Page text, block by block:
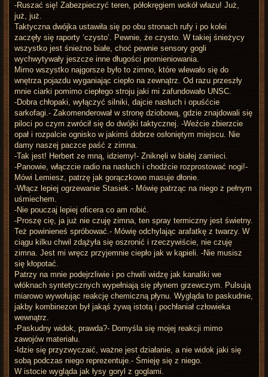
-Ruszać się! Zabezpieczyć teren, półokręgiem wokół włazu! Już,
już, już.
Taktyczna dwójka ustawiła się po obu stronach rufy i po kolei
zaczęły się raporty ‘czysto’. Pewnie, że czysto. W takiej śnieżycy
wszystko jest śnieżno białe, choć pewnie sensory gogli
wychwytywały jeszcze inne długości promieniowania.
Mimo wszystko najgorsze było to zimno, które wlewało się do
wnętrza pojazdu wyganiając ciepło na zewnątrz. Od razu przeszły
mnie ciarki pomimo ciepłego stroju jaki mi zafundowało UNSC.
-Dobra chłopaki, wyłączyć silniki, dajcie nasłuch i opuśćcie
sarkofagi.- Zakomenderował w stronę dziobową, gdzie znajdowali się
piloci po czym zwrócił się do dwójki taktycznej. -Weźcie zbierzcie
opał i rozpalcie ognisko w jakimś dobrze osłoniętym miejscu. Nie
damy naszej paczce paść z zimna.
-Tak jest! Herbert ze mną, idziemy!- Zniknęli w białej zamieci.
-Panowie, włączcie radio na nasłuch i chodźcie rozprostować nogi!-
Mówi Lemiesz, patrzę jak gorączkowo masuje dłonie.
-Włącz lepiej ogrzewanie Stasiek.- Mówię patrząc na niego z pełnym
uśmiechem.
-Nie pouczaj lepiej oficera co am robić.
-Proszę cię, ja już nie czuję zimna, ten spray termiczny jest świetny.
Też powinieneś spróbować.- Mówię odchylając arafatkę z twarzy. W
ciągu kilku chwil zdążyła się oszronić i rzeczywiście, nie czuję
zimna. Jest mi wręcz przyjemnie ciepło jak w kąpieli. -Nie musisz
się kłopotać.
Patrzy na mnie podejrzliwie i po chwili widzę jak kanaliki we
włóknach syntetycznych wypełniają się płynem grzewczym. Pulsują
miarowo wywołując reakcję chemiczną płynu. Wygląda to paskudnie,
jakby kombinezon był jakąś żywą istotą i pochłaniał człowieka
wewnątrz.
-Paskudny widok, prawda?- Domyśla się mojej reakcji mimo
zawojów materiału.
-Idzie się przyzwyczaić, ważne jest działanie, a nie widok jaki się
sobą podczas niego reprezentuje.- Śmieję się z niego.
W istocie wygląda jak łysy goryl z goglami.